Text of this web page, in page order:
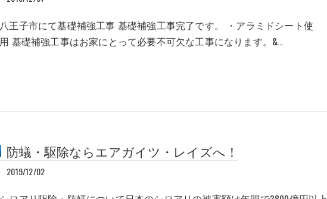
八王子市にて基礎補強工事 基礎補強工事完了です。 ・アラミドシート使
用 基礎補強工事はお家にとって必要不可欠な工事になります。&…
防蟻・駆除ならエアガイツ・レイズへ！
2019/12/02